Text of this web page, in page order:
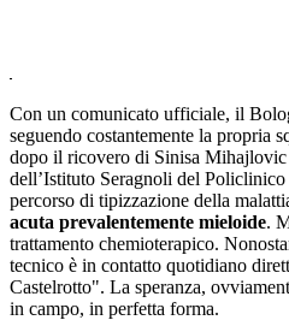
Con un comunicato ufficiale, il
seguendo costantemente la propria
dopo il ricovero di Sinisa Mihajlovic
dell’Istituto Seragnoli del
percorso di tipizzazione della
acuta prevalentemente mieloide.
trattamento chemioterapico.
tecnico è in contatto quotidiano
Castelrotto". La speranza,
in campo, in perfetta forma.